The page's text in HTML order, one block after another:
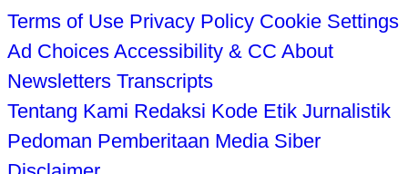
Terms of Use Privacy Policy Cookie Settings
Ad Choices Accessibility & CC About
Newsletters Transcripts
Tentang Kami Redaksi Kode Etik Jurnalistik
Pedoman Pemberitaan Media Siber